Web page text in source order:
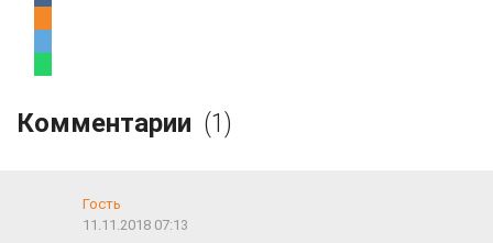
Комментарии (1)
Гость
11.11.2018 07:13